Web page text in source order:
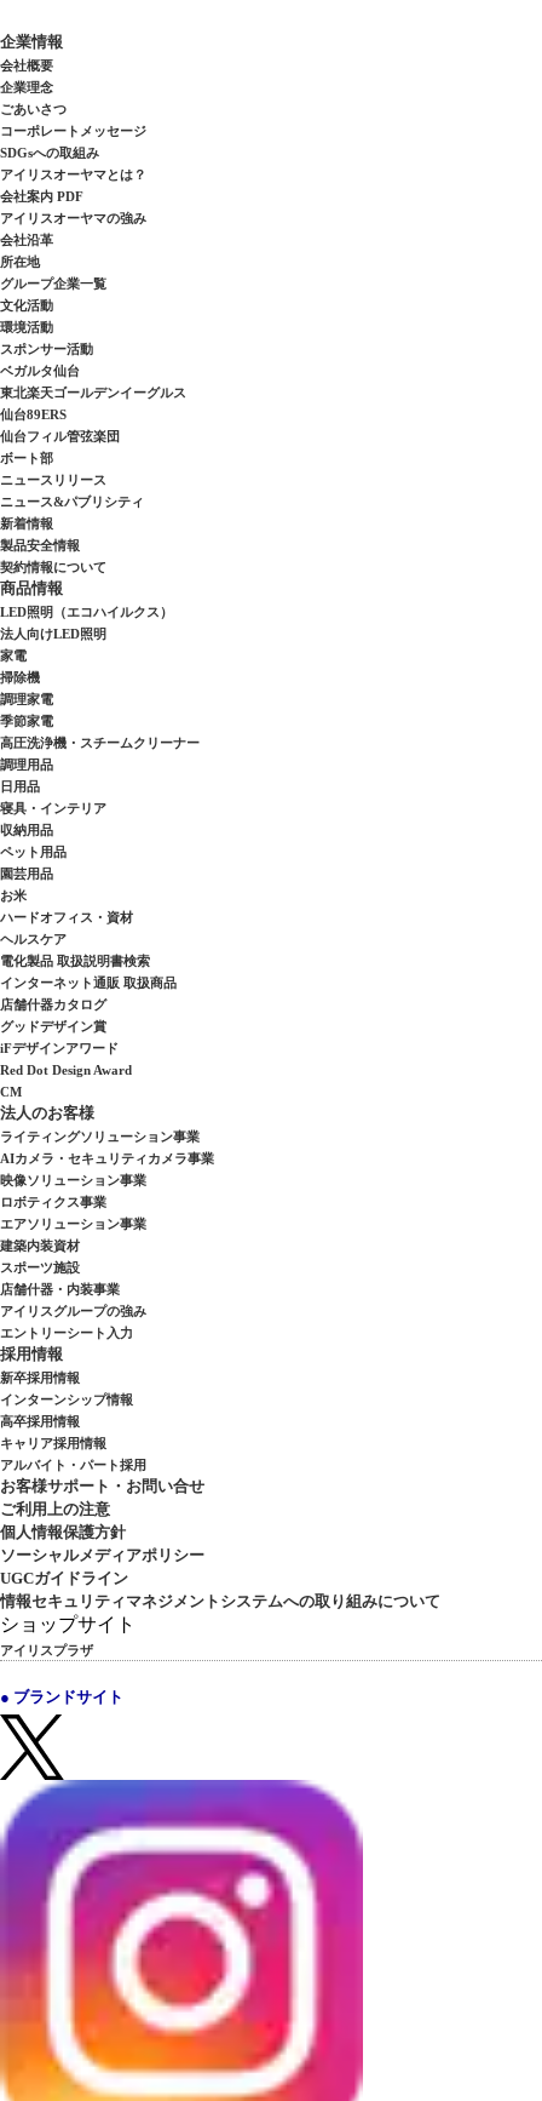
企業情報
会社概要
企業理念
ごあいさつ
コーポレートメッセージ
SDGsへの取組み
アイリスオーヤマとは？
会社案内 PDF
アイリスオーヤマの強み
会社沿革
所在地
グループ企業一覧
文化活動
環境活動
スポンサー活動
ベガルタ仙台
東北楽天ゴールデンイーグルス
仙台89ERS
仙台フィル管弦楽団
ボート部
ニュースリリース
ニュース&パブリシティ
新着情報
製品安全情報
契約情報について
商品情報
LED照明（エコハイルクス）
法人向けLED照明
家電
掃除機
調理家電
季節家電
高圧洗浄機・スチームクリーナー
調理用品
日用品
寝具・インテリア
収納用品
ペット用品
園芸用品
お米
ハードオフィス・資材
ヘルスケア
電化製品 取扱説明書検索
インターネット通販 取扱商品
店舗什器カタログ
グッドデザイン賞
iFデザインアワード
Red Dot Design Award
CM
法人のお客様
ライティングソリューション事業
AIカメラ・セキュリティカメラ事業
映像ソリューション事業
ロボティクス事業
エアソリューション事業
建築内装資材
スポーツ施設
店舗什器・内装事業
アイリスグループの強み
エントリーシート入力
採用情報
新卒採用情報
インターンシップ情報
高卒採用情報
キャリア採用情報
アルバイト・パート採用
お客様サポート・お問い合せ
ご利用上の注意
個人情報保護方針
ソーシャルメディアポリシー
UGCガイドライン
情報セキュリティマネジメントシステムへの取り組みについて
ショップサイト
アイリスプラザ
● ブランドサイト